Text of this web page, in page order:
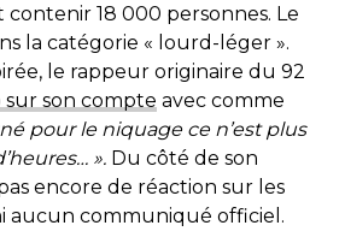
18 000 personnes. Le
la catégorie « lourd-léger ».
le rappeur originaire du 92
son compte avec comme
pour le niquage ce n’est plus
». Du côté de son
encore de réaction sur les
aucun communiqué officiel.